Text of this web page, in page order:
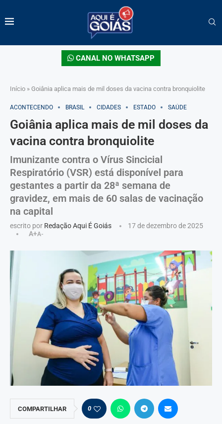
CANAL NO WHATSAPP
Início » Goiânia aplica mais de mil doses da vacina contra bronquiolite
ACONTECENDO BRASIL CIDADES ESTADO SAÚDE
Goiânia aplica mais de mil doses da
vacina contra bronquiolite
Imunizante contra o Vírus Sincicial
Respiratório (VSR) está disponível para
gestantes a partir da 28ª semana de
gravidez, em mais de 60 salas de vacinação
na capital
escrito por Redação Aqui É Goiás
17 de dezembro de 2025
A+A-
COMPARTILHAR 0